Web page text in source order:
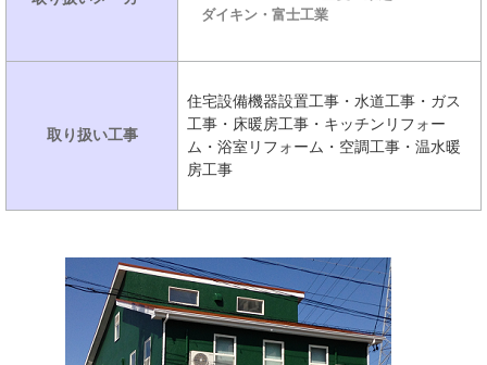
ダイキン・富士工業
取り扱い工事
住宅設備機器設置工事・水道工事・ガス
工事・床暖房工事・キッチンリフォー
ム・浴室リフォーム・空調工事・温水暖
房工事